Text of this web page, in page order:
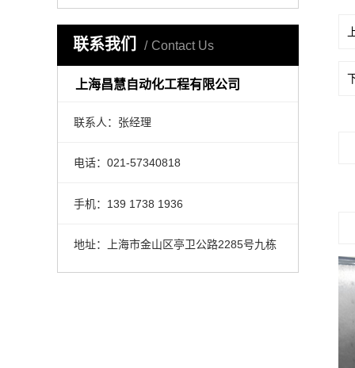
联系我们 Contact Us
上海昌慧自动化工程有限公司
联系人：张经理
电话：021-57340818
手机：139 1738 1936
地址：上海市金山区亭卫公路2285号九栋